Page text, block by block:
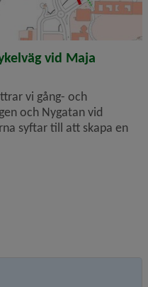
vid Maja
vi gång- och
och Nygatan vid
syftar till att skapa en